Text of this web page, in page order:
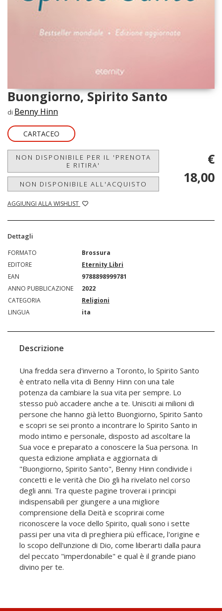
Buongiorno, Spirito Santo
di Benny Hinn
CARTACEO
NON DISPONIBILE PER IL 'PRENOTA
E RITIRA'
NON DISPONIBILE ALL'ACQUISTO
AGGIUNGI ALLA WISHLIST
€
18,00
Dettagli
FORMATO
Brossura
EDITORE
Eternity Libri
EAN
9788898999781
ANNO PUBBLICAZIONE
2022
CATEGORIA
Religioni
LINGUA
ita
Descrizione
Una fredda sera d'inverno a Toronto, lo Spirito Santo
è entrato nella vita di Benny Hinn con una tale
potenza da cambiare la sua vita per sempre. Lo
stesso può accadere anche a te. Unisciti ai milioni di
persone che hanno già letto Buongiorno, Spirito Santo
e scopri se sei pronto a incontrare lo Spirito Santo in
modo intimo e personale, disposto ad ascoltare la
Sua voce e preparato a conoscere la Sua persona. In
questa edizione ampliata e aggiornata di
"Buongiorno, Spirito Santo", Benny Hinn condivide i
concetti e le verità che Dio gli ha rivelato nel corso
degli anni. Tra queste pagine troverai i principi
indispensabili per giungere a una migliore
comprensione della Deità e scoprirai come
riconoscere la voce dello Spirito, quali sono i sette
passi per una vita di preghiera più efficace, l'origine e
lo scopo dell'unzione di Dio, come liberarti dalla paura
del peccato "imperdonabile" e qual è il grande piano
divino per te.